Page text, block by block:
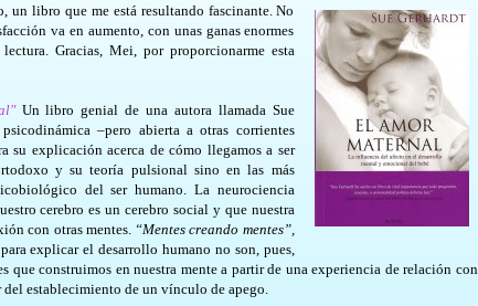
un libro que me está resultando fascinante. No
va en aumento, con unas ganas enormes
Gracias, Mei, por proporcionarme esta
Un libro genial de una autora llamada Sue
–pero abierta a otras corrientes
su explicación acerca de cómo llegamos a ser
y su teoría pulsional sino en las más
del ser humano. La neurociencia
cerebro es un cerebro social y que nuestra
con otras mentes. “Mentes creando mentes”,
explicar el desarrollo humano no son, pues,
que construimos en nuestra mente a partir de una experiencia de relación con
establecimiento de un vínculo de apego.